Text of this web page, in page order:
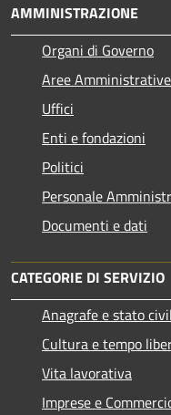
AMMINISTRAZIONE
Organi di Governo
Aree Amministrative
Uffici
Enti e fondazioni
Politici
Personale
Documenti e dati
CATEGORIE DI SERVIZIO
Anagrafe e stato
Cultura e tempo
Vita lavorativa
Imprese e